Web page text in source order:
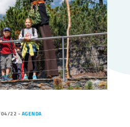
22 - AGENDA